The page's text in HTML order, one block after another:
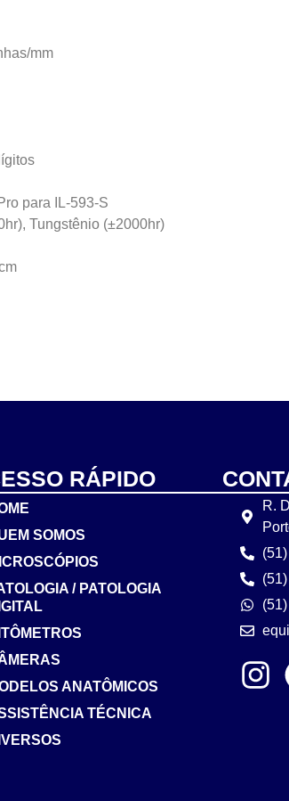
mm
para IL-593-S
Tungstênio (±2000hr)
RÁPIDO
SOMOS
/ PATOLOGIA
ANATÔMICOS
TÉCNICA
R.